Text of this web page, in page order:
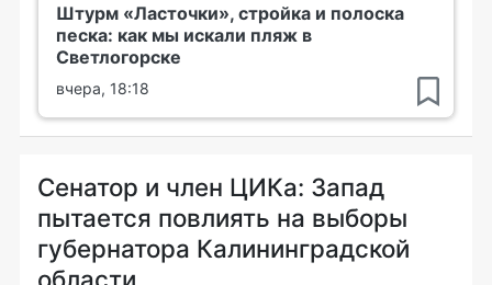
Штурм «Ласточки», стройка и полоска
песка: как мы искали пляж в
Светлогорске
вчера, 18:18
Сенатор и член ЦИКа: Запад
пытается повлиять на выборы
губернатора Калининградской
области